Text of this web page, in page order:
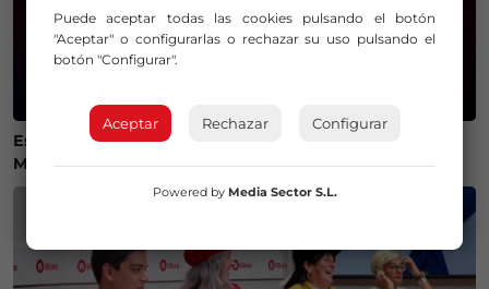
Estos son los mejores lugares de Bizkaia y Las
Merindades para ver el eclipse del 12 de agosto
Puede aceptar todas las cookies pulsando el botón
"Aceptar" o configurarlas o rechazar su uso pulsando el
botón "Configurar".
Aceptar Rechazar Configurar
Powered by Media Sector S.L.